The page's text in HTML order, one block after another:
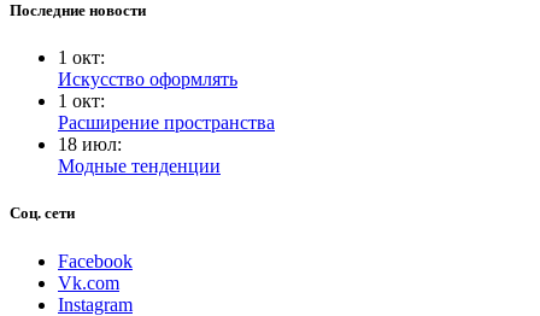
Последние новости
1 окт:
Искусство оформлять
1 окт:
Расширение пространства
18 июл:
Модные тенденции
Соц. сети
Facebook
Vk.com
Instagram